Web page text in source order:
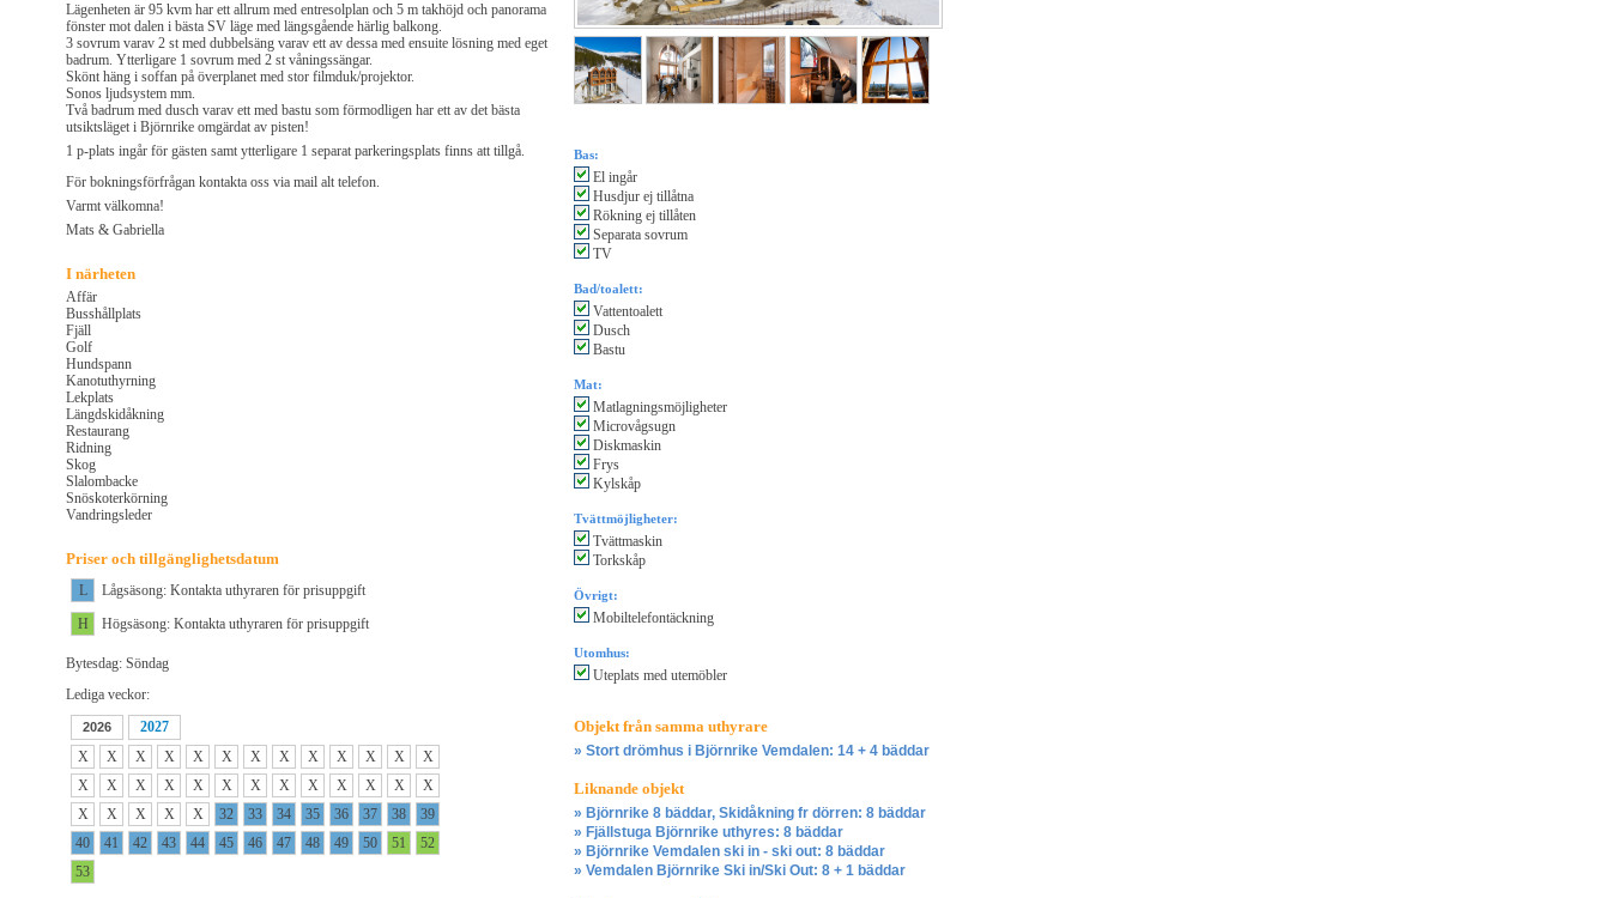
Lägenheten är 95 kvm har ett allrum med entresolplan och 5 m takhöjd och panorama
fönster mot dalen i bästa SV läge med längsgående härlig balkong.
3 sovrum varav 2 st med dubbelsäng varav ett av dessa med ensuite lösning med eget
badrum. Ytterligare 1 sovrum med 2 st våningssängar.
Skönt häng i soffan på överplanet med stor filmduk/projektor.
Sonos ljudsystem mm.
Två badrum med dusch varav ett med bastu som förmodligen har ett av det bästa
utsiktsläget i Björnrike omgärdat av pisten!
1 p-plats ingår för gästen samt ytterligare 1 separat parkeringsplats finns att tillgå.
För bokningsförfrågan kontakta oss via mail alt telefon.
Varmt välkomna!
Mats & Gabriella
I närheten
Affär
Busshållplats
Fjäll
Golf
Hundspann
Kanotuthyrning
Lekplats
Längdskidåkning
Restaurang
Ridning
Skog
Slalombacke
Snöskoterkörning
Vandringsleder
Priser och tillgänglighetsdatum
L
Lågsäsong: Kontakta uthyraren för prisuppgift
H
Högsäsong: Kontakta uthyraren för prisuppgift
Bytesdag: Söndag
Lediga veckor:
2026
2027
X
X X X X X X X X X X X
X
X
X X X X X X X X X X X
X
X
X X X X 32 33 34 35 36 37 38
39
40
41 42 43 44 45 46 47 48 49 50 51
52
53
Bas:
El ingår
Husdjur ej tillåtna
Rökning ej tillåten
Separata sovrum
TV
Bad/toalett:
Vattentoalett
Dusch
Bastu
Mat:
Matlagningsmöjligheter
Microvågsugn
Diskmaskin
Frys
Kylskåp
Tvättmöjligheter:
Tvättmaskin
Torkskåp
Övrigt:
Mobiltelefontäckning
Utomhus:
Uteplats med utemöbler
Objekt från samma uthyrare
» Stort drömhus i Björnrike Vemdalen: 14 + 4 bäddar
Liknande objekt
» Björnrike 8 bäddar, Skidåkning fr dörren: 8 bäddar
» Fjällstuga Björnrike uthyres: 8 bäddar
» Björnrike Vemdalen ski in - ski out: 8 bäddar
» Vemdalen Björnrike Ski in/Ski Out: 8 + 1 bäddar